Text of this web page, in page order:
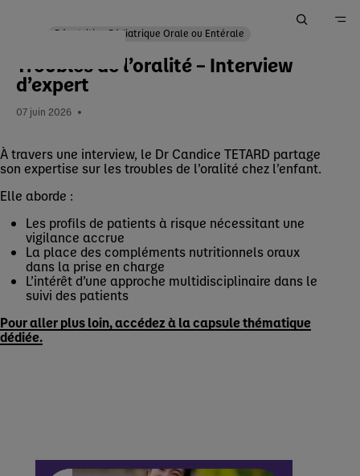
Accueil
Me Former
Actualités
Dénutrition Pédiatrique Orale ou Entérale
07 juin 2026
Troubles de l’oralité – Interview
d’expert
À travers une interview, le Dr Candice TETARD partage
son expertise sur les troubles de l’oralité chez l’enfant.
Elle aborde :
Les profils de patients à risque nécessitant une
vigilance accrue
La place des compléments nutritionnels oraux
dans la prise en charge
L’intérêt d’une approche multidisciplinaire dans le
suivi des patients
Pour aller plus loin, accédez à la capsule thématique
dédiée.